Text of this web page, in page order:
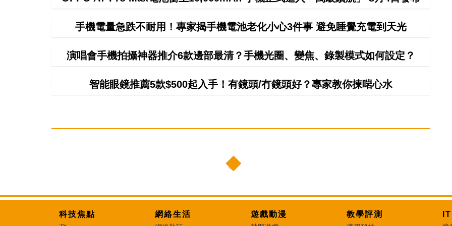
手機電量急跌不耐用！專家揭手機電池老化小心3件事 避免睡覺充電到天光
演唱會手機拍攝神器推介6款邊部最清？手機光圈、變焦、錄製模式如何設定？
智能眼鏡推薦5款$500起入手！有鏡頭/冇鏡頭好？專家教你揀啱心水
科技焦點 網絡生活 遊戲動漫 教學評測